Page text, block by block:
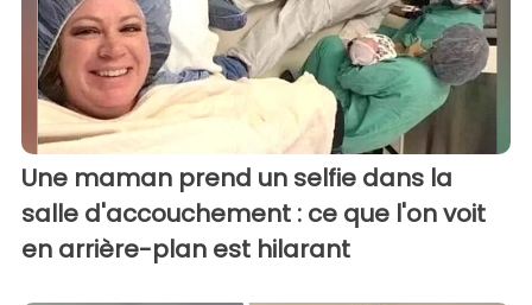
Une maman prend un selfie dans la
salle d'accouchement : ce que l'on voit
en arrière-plan est hilarant